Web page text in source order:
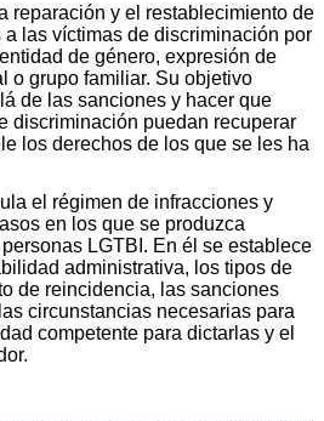
reparación y el restablecimiento de
a las víctimas de discriminación por
de género, expresión de
o grupo familiar. Su objetivo
de las sanciones y hacer que
discriminación puedan recuperar
los derechos de los que se les ha
el régimen de infracciones y
en los que se produzca
LGTBI. En él se establece
administrativa, los tipos de
de reincidencia, las sanciones
circunstancias necesarias para
competente para dictarlas y el